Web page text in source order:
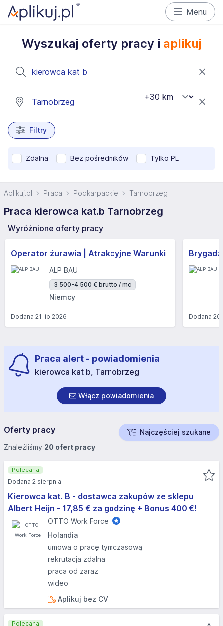
Menu
Wyszukaj oferty pracy i aplikuj
Filtry
Zdalna Bez pośredników Tylko PL
Aplikuj.pl Praca Podkarpackie Tarnobrzeg
Praca kierowca kat.b Tarnobrzeg
Wyróżnione oferty pracy
Operator żurawia | Atrakcyjne Warunki
ALP BAU
3 500-4 500 € brutto / mc
Niemcy
Dodana 21 lip 2026 Dodana20
Praca alert - powiadomienia
kierowca kat b, Tarnobrzeg
Włącz powiadomienia
Oferty pracy
Najczęściej szukane
Znaleźliśmy 20 ofert pracy
Kierowca kat. B - dostawca zakupów ze sklepu
Albert Heijn - 17,85 € za godzinę + Bonus 400 €!
OTTO Work Force
Holandia
umowa o pracę tymczasową
rekrutacja zdalna
praca od zaraz
wideo
Aplikuj bez CV
Polecana
Dodana 2 sierpnia
Polecana